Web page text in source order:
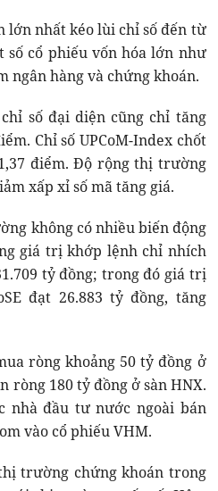
lớn nhất kéo lùi chỉ số đến từ
cổ phiếu vốn hóa lớn như
ngân hàng và chứng khoán.
số đại diện cũng chỉ tăng
Chỉ số UPCoM-Index chốt
điểm. Độ rộng thị trường
xấp xỉ số mã tăng giá.
không có nhiều biến động
giá trị khớp lệnh chỉ nhích
tỷ đồng; trong đó giá trị
đạt 26.883 tỷ đồng, tăng
ròng khoảng 50 tỷ đồng ở
ròng 180 tỷ đồng ở sàn HNX.
nhà đầu tư nước ngoài bán
vào cổ phiếu VHM.
trường chứng khoán trong